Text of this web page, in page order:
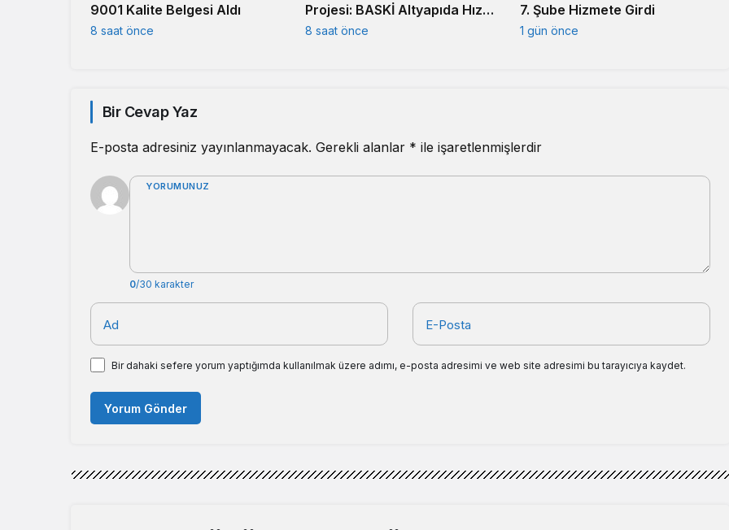
9001 Kalite Belgesi Aldı
8 saat önce
Projesi: BASKİ Altyapıda Hız
Kesmiyor
8 saat önce
7. Şube Hizmete Girdi
1 gün önce
Bir Cevap Yaz
E-posta adresiniz yayınlanmayacak. Gerekli alanlar * ile işaretlenmişlerdir
YORUMUNUZ
0/30 karakter
Ad E-Posta
Bir dahaki sefere yorum yaptığımda kullanılmak üzere adımı, e-posta adresimi ve web site adresimi bu tarayıcıya kaydet.
Yorum Gönder